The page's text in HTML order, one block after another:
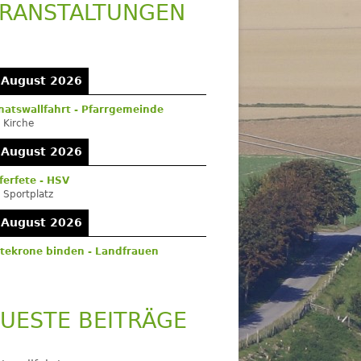
2026
- Pfarrgemeinde
Kirche
2026
- HSV
Sportplatz
2026
binden - Landfrauen
BEITRÄGE